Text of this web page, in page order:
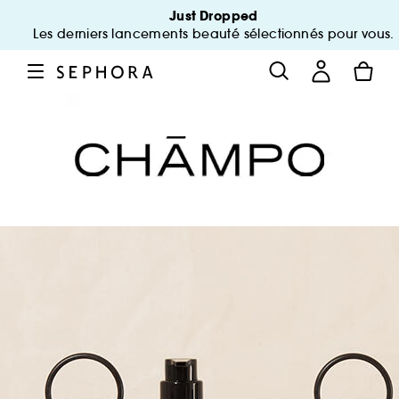
Just Dropped
Les derniers lancements beauté sélectionnés pour vous.